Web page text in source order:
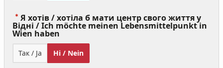
Я хотів / хотіла б мати центр свого життя у
Відні / Ich möchte meinen Lebensmittelpunkt in
Wien haben
Required)
Так / Ja Ні / Nein